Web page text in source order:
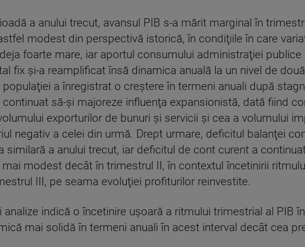
a anului trecut, avansul PIB s-a mărit marginal în
modest din perspectivă istorică, în condiţiile în care
foarte mare, iar aportul consumului administraţiei publice
fix şi-a reamplificat însă dinamica anuală la un nivel de
a înregistrat o creştere în termeni anuali după
să-şi majoreze influenţa expansionistă, dată fiind
exporturilor de bunuri şi servicii şi cea a volumului
negativ a celei din urmă. Drept urmare, deficitul balanţei
similară a anului trecut, iar deficitul de cont curent a
modest decât în trimestrul II, în contextul încetinirii
III, pe seama evoluţiei profiturilor reinvestite.
analize indică o încetinire uşoară a ritmului trimestrial al PIB
mai solidă în termeni anuali în acest interval decât cea